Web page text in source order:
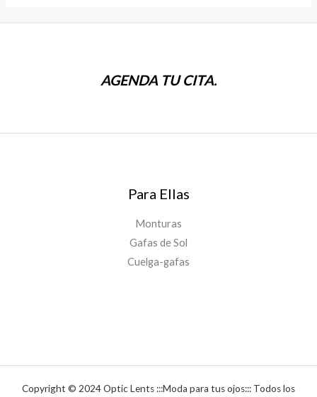
AGENDA TU CITA.
Para Ellas
Monturas
Gafas de Sol
Cuelga-gafas
Copyright © 2024 Optic Lents :::Moda para tus ojos::: Todos los